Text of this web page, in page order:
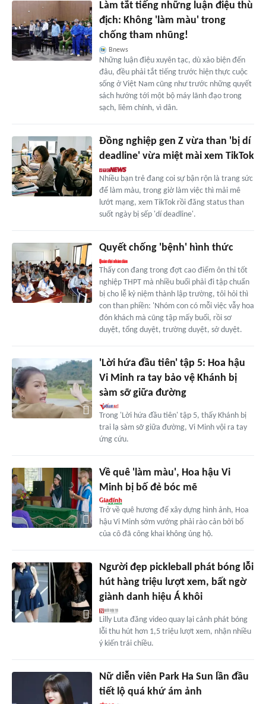
Làm tắt tiếng những luận điệu thù
địch: Không 'làm màu' trong
chống tham nhũng!
Bnews
Những luận điệu xuyên tạc, dù xảo biện đến
đâu, đều phải tắt tiếng trước hiện thực cuộc
sống ở Việt Nam cũng như trước những quyết
sách hướng tới một bộ máy lãnh đạo trong
sạch, liêm chính, vì dân.
Đồng nghiệp gen Z vừa than 'bị dí
deadline' vừa miệt mài xem TikTok
Nhiều bạn trẻ đang coi sự bận rộn là trang sức
để làm màu, trong giờ làm việc thì mải mê
lướt mạng, xem TikTok rồi đăng status than
suốt ngày bị sếp 'dí deadline'.
Quyết chống 'bệnh' hình thức
Thấy con đang trong đợt cao điểm ôn thi tốt
nghiệp THPT mà nhiều buổi phải đi tập chuẩn
bị cho lễ kỷ niệm thành lập trường, tôi hỏi thì
con than phiền: 'Nhóm con có mỗi việc vẫy hoa
đón khách mà cũng tập mấy buổi, rồi sơ
duyệt, tổng duyệt, trường duyệt, sở duyệt.
'Lời hứa đầu tiên' tập 5: Hoa hậu
Vi Minh ra tay bảo vệ Khánh bị
sàm sỡ giữa đường
Trong 'Lời hứa đầu tiên' tập 5, thấy Khánh bị
trai lạ sàm sỡ giữa đường, Vi Minh vội ra tay
ứng cứu.
Về quê 'làm màu', Hoa hậu Vi
Minh bị bố đẻ bóc mẽ
Trở về quê hương để xây dựng hình ảnh, Hoa
hậu Vi Minh sớm vướng phải rào cản bởi bố
của cô đã công khai không ủng hộ.
Người đẹp pickleball phát bóng lỗi
hút hàng triệu lượt xem, bất ngờ
giành danh hiệu Á khôi
Lilly Luta đăng video quay lại cảnh phát bóng
lỗi thu hút hơn 1,5 triệu lượt xem, nhận nhiều
ý kiến trái chiều.
Nữ diễn viên Park Ha Sun lần đầu
tiết lộ quá khứ ám ảnh